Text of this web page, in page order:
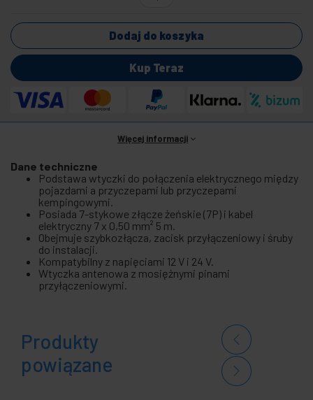
Dodaj do koszyka
Kup Teraz
Więcej informacji
Dane techniczne
Podstawa wtyczki do połączenia elektrycznego między
pojazdami a przyczepami lub przyczepami
kempingowymi.
Posiada 7-stykowe złącze żeńskie (7P) i kabel
elektryczny 7 x 0,50 mm² 5 m.
Obejmuje szybkozłącza, zacisk przyłączeniowy i śruby
do instalacji.
Kompatybilny z napięciami 12 V i 24 V.
Wtyczka antenowa z mosiężnymi pinami
przyłączeniowymi.
Produkty
powiązane